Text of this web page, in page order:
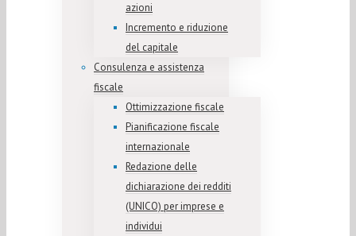
azioni
Incremento e riduzione
del capitale
Consulenza e assistenza
fiscale
Ottimizzazione fiscale
Pianificazione fiscale
internazionale
Redazione delle
dichiarazione dei redditi
(UNICO) per imprese e
individui